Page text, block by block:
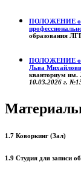
ПОЛОЖЕНИЕ о
образования
ПОЛОЖЕНИЕ об
Льва
кванториум
10.03.2026 г.
1.7 Коворкинг (Зал)
1.9 Студия для записи